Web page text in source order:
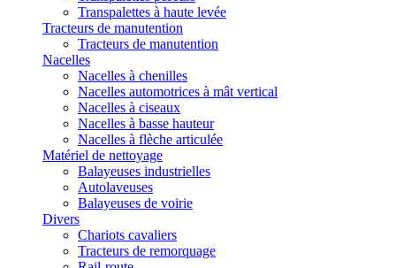
Transpalettes à haute levée
Tracteurs de manutention
Tracteurs de manutention
Nacelles
Nacelles à chenilles
Nacelles automotrices à mât vertical
Nacelles à ciseaux
Nacelles à basse hauteur
Nacelles à flèche articulée
Matériel de nettoyage
Balayeuses industrielles
Autolaveuses
Balayeuses de voirie
Divers
Chariots cavaliers
Tracteurs de remorquage